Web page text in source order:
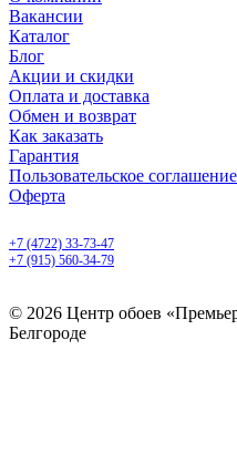
Вакансии
Каталог
Блог
Акции и скидки
Оплата и доставка
Обмен и возврат
Как заказать
Гарантия
Пользовательское соглашение
Оферта
+7 (4722) 33-73-47
+7 (915) 560-34-79
© 2026 Центр обоев
Белгороде